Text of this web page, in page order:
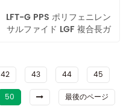
LFT-G PPS ポリフェニレン
サルファイド LGF 複合長ガ
ク
42 43 44
45
50 最後のページ